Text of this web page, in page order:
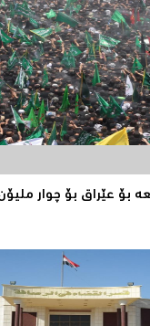
بۆ عێراق بۆ چوار